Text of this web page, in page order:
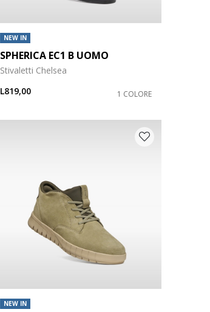
NEW IN
SPHERICA EC1 B UOMO
Stivaletti Chelsea
L819,00
1 COLORE
NEW IN